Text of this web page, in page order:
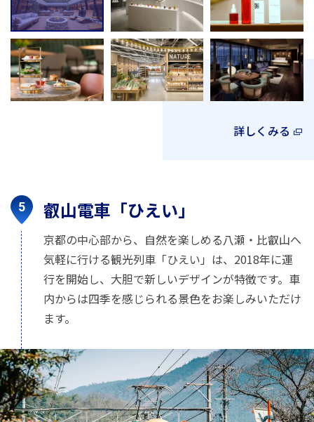
詳しくみる
叡山電車「ひえい」
京都の中心部から、自然を楽しめる八瀬・比叡山へ
気軽に行ける観光列車「ひえい」は、2018年に運
行を開始し、大胆で新しいデザインが特徴です。車
内からは四季を感じられる景色をお楽しみいただけ
ます。